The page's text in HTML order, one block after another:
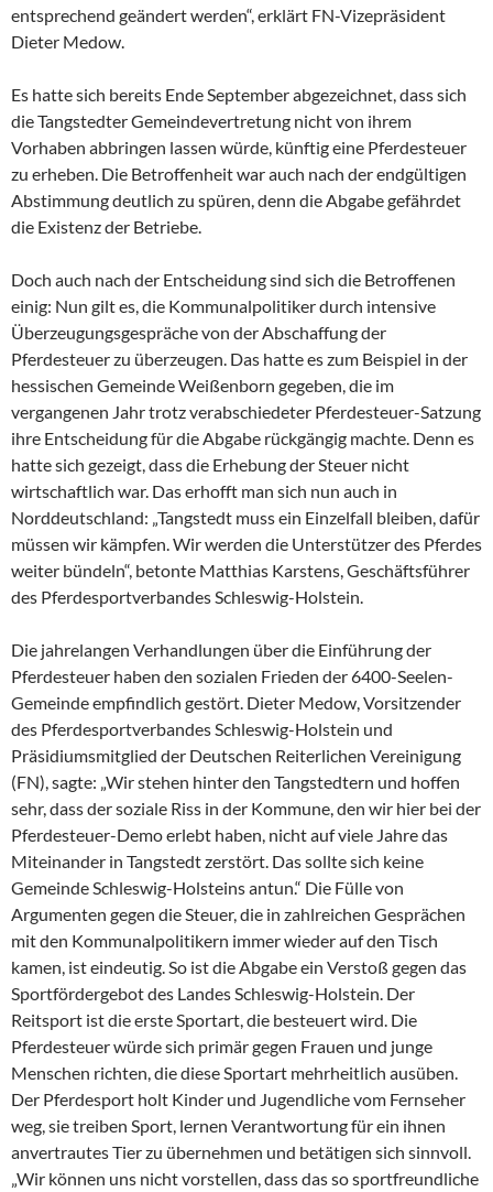
entsprechend geändert werden“, erklärt FN-Vizepräsident
Dieter Medow.
Es hatte sich bereits Ende September abgezeichnet, dass sich
die Tangstedter Gemeindevertretung nicht von ihrem
Vorhaben abbringen lassen würde, künftig eine Pferdesteuer
zu erheben. Die Betroffenheit war auch nach der endgültigen
Abstimmung deutlich zu spüren, denn die Abgabe gefährdet
die Existenz der Betriebe.
Doch auch nach der Entscheidung sind sich die Betroffenen
einig: Nun gilt es, die Kommunalpolitiker durch intensive
Überzeugungsgespräche von der Abschaffung der
Pferdesteuer zu überzeugen. Das hatte es zum Beispiel in der
hessischen Gemeinde Weißenborn gegeben, die im
vergangenen Jahr trotz verabschiedeter Pferdesteuer-Satzung
ihre Entscheidung für die Abgabe rückgängig machte. Denn es
hatte sich gezeigt, dass die Erhebung der Steuer nicht
wirtschaftlich war. Das erhofft man sich nun auch in
Norddeutschland: „Tangstedt muss ein Einzelfall bleiben, dafür
müssen wir kämpfen. Wir werden die Unterstützer des Pferdes
weiter bündeln“, betonte Matthias Karstens, Geschäftsführer
des Pferdesportverbandes Schleswig-Holstein.
Die jahrelangen Verhandlungen über die Einführung der
Pferdesteuer haben den sozialen Frieden der 6400-Seelen-
Gemeinde empfindlich gestört. Dieter Medow, Vorsitzender
des Pferdesportverbandes Schleswig-Holstein und
Präsidiumsmitglied der Deutschen Reiterlichen Vereinigung
(FN), sagte: „Wir stehen hinter den Tangstedtern und hoffen
sehr, dass der soziale Riss in der Kommune, den wir hier bei der
Pferdesteuer-Demo erlebt haben, nicht auf viele Jahre das
Miteinander in Tangstedt zerstört. Das sollte sich keine
Gemeinde Schleswig-Holsteins antun.“ Die Fülle von
Argumenten gegen die Steuer, die in zahlreichen Gesprächen
mit den Kommunalpolitikern immer wieder auf den Tisch
kamen, ist eindeutig. So ist die Abgabe ein Verstoß gegen das
Sportfördergebot des Landes Schleswig-Holstein. Der
Reitsport ist die erste Sportart, die besteuert wird. Die
Pferdesteuer würde sich primär gegen Frauen und junge
Menschen richten, die diese Sportart mehrheitlich ausüben.
Der Pferdesport holt Kinder und Jugendliche vom Fernseher
weg, sie treiben Sport, lernen Verantwortung für ein ihnen
anvertrautes Tier zu übernehmen und betätigen sich sinnvoll.
„Wir können uns nicht vorstellen, dass das so sportfreundliche